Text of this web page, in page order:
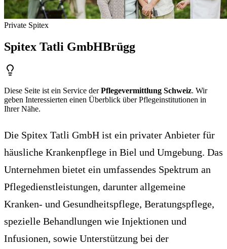
Private Spitex
Spitex Tatli GmbHBrügg
Diese Seite ist ein Service derPflegevermittlung Schweiz. Wir
geben Interessierten einen Überblick über Pflegeinstitutionen in
Ihrer Nähe.
Die Spitex Tatli GmbH ist ein privater Anbieter für
häusliche Krankenpflege in Biel und Umgebung. Das
Unternehmen bietet ein umfassendes Spektrum an
Pflegedienstleistungen, darunter allgemeine
Kranken- und Gesundheitspflege, Beratungspflege,
spezielle Behandlungen wie Injektionen und
Infusionen, sowie Unterstützung bei der